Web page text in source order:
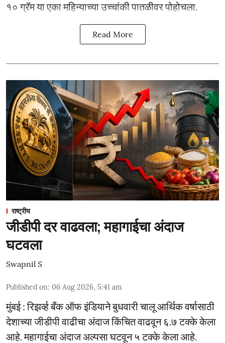
१० ग्रॅम या एका महिन्याच्या उच्चांकी पातळीवर पोहोचला.
Read More
राष्ट्रीय
जीडीपी दर वाढवला; महागाईचा अंदाज
घटवला
Swapnil S
Published on: 06 Aug 2026, 5:41 am
मुंबई : रिझर्व्ह बँक ऑफ इंडियाने बुधवारी चालू आर्थिक वर्षासाठी
देशाच्या जीडीपी वाढीचा अंदाज किंचित वाढवून ६.७ टक्के केला
आहे. महागाईचा अंदाज अल्पसा घटवून ५ टक्के केला आहे.